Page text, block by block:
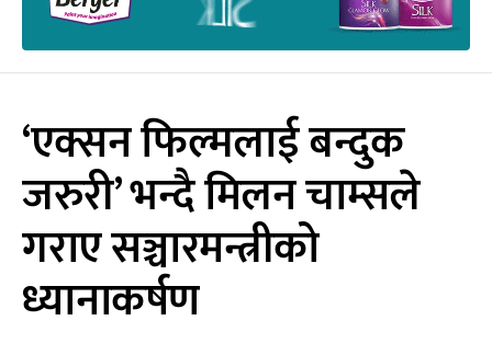
‘एक्सन फिल्मलाई बन्दुक
जरुरी’ भन्दै मिलन चाम्सले
गराए सञ्चारमन्त्रीको
ध्यानाकर्षण